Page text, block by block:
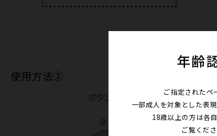
使用方法②
年齢
ご指定されたペ
一部成人を対象とした表
18歳以上の方は各
ご覧くだ